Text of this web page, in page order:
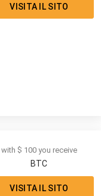
VISITA IL SITO
with $ 100 you receive
BTC
VISITA IL SITO